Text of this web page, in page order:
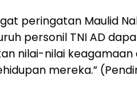
peringatan Maulid
personil TNI AD
nilai-nilai keagamaan
mereka.”